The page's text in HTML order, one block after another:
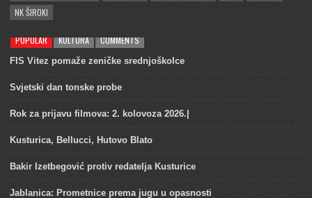
NK ŠIROKI
POPULAR KULTURA COMMENTS
FIS Vitez pomaže zeničke srednjoškolce
Svjetski dan tonske probe
Rok za prijavu filmova: 2. kolovoza 2026.|
Kusturica, Bellucci, Hutovo Blato
Bakir Izetbegović protiv redatelja Kusturice
Jablanica: Prometnice prema jugu u opasnosti